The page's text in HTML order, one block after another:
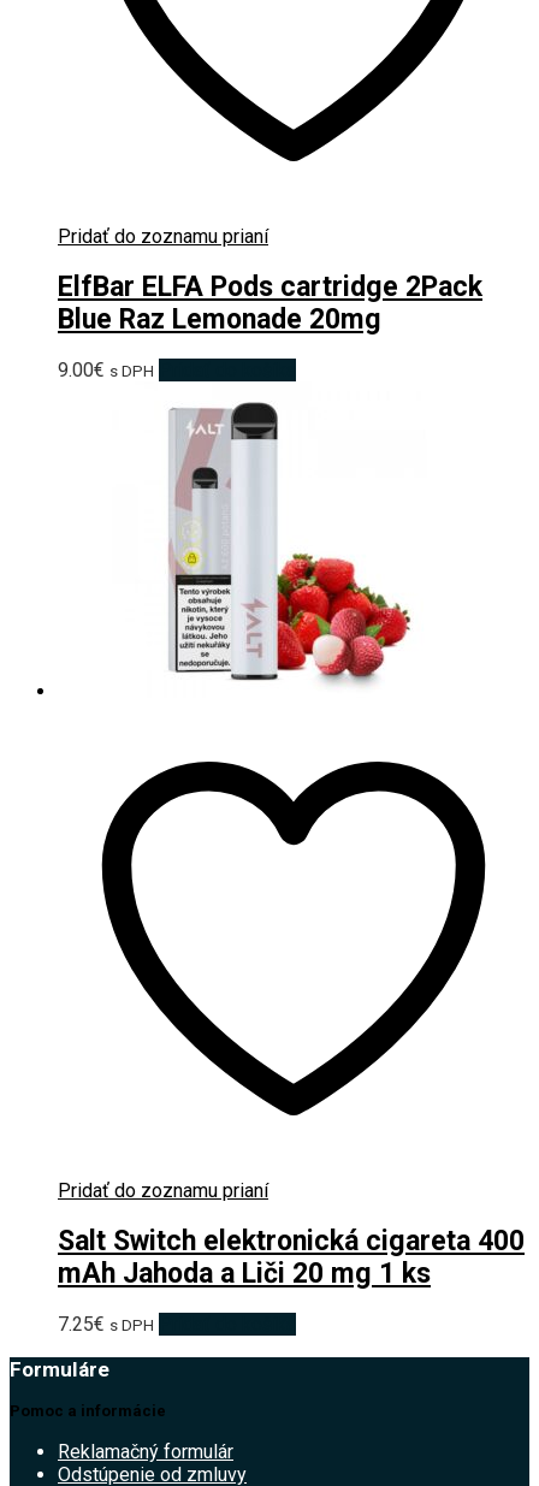
Pridať do zoznamu prianí
ElfBar ELFA Pods cartridge 2Pack
Blue Raz Lemonade 20mg
9.00€ s DPH
Pridať do zoznamu prianí
Salt Switch elektronická cigareta 400
mAh Jahoda a Liči 20 mg 1 ks
7.25€ s DPH
Formuláre
Pomoc a informácie
Reklamačný formulár
Odstúpenie od zmluvy